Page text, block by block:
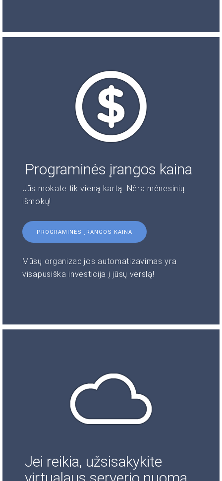
Programinės įrangos kaina
Jūs mokate tik vieną kartą. Nėra mėnesinių
išmokų!
PROGRAMINĖS ĮRANGOS KAINA
Mūsų organizacijos automatizavimas yra
visapusiška investicija į jūsų verslą!
Jei reikia, užsisakykite